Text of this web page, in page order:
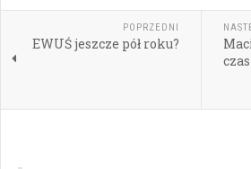
POPRZEDNI
EWUŚ jeszcze pół roku?